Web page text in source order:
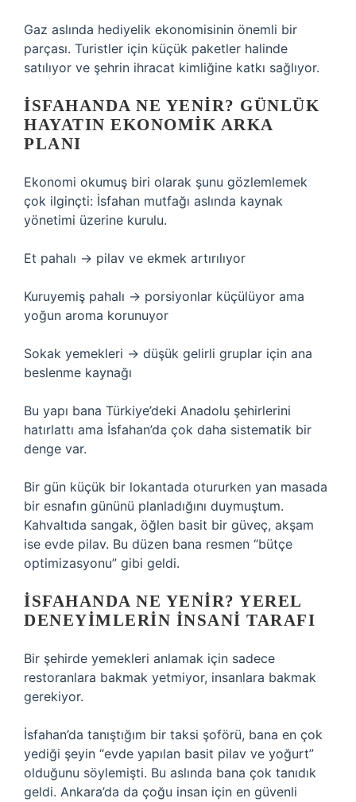
Gaz aslında hediyelik ekonomisinin önemli bir
parçası. Turistler için küçük paketler halinde
satılıyor ve şehrin ihracat kimliğine katkı sağlıyor.
İSFAHANDA NE YENIR? GÜNLÜK
HAYATIN EKONOMIK ARKA
PLANI
Ekonomi okumuş biri olarak şunu gözlemlemek
çok ilginçti: İsfahan mutfağı aslında kaynak
yönetimi üzerine kurulu.
Et pahalı → pilav ve ekmek artırılıyor
Kuruyemiş pahalı → porsiyonlar küçülüyor ama
yoğun aroma korunuyor
Sokak yemekleri → düşük gelirli gruplar için ana
beslenme kaynağı
Bu yapı bana Türkiye’deki Anadolu şehirlerini
hatırlattı ama İsfahan’da çok daha sistematik bir
denge var.
Bir gün küçük bir lokantada otururken yan masada
bir esnafın gününü planladığını duymuştum.
Kahvaltıda sangak, öğlen basit bir güveç, akşam
ise evde pilav. Bu düzen bana resmen “bütçe
optimizasyonu” gibi geldi.
İSFAHANDA NE YENIR? YEREL
DENEYIMLERIN INSANI TARAFI
Bir şehirde yemekleri anlamak için sadece
restoranlara bakmak yetmiyor, insanlara bakmak
gerekiyor.
İsfahan’da tanıştığım bir taksi şoförü, bana en çok
yediği şeyin “evde yapılan basit pilav ve yoğurt”
olduğunu söylemişti. Bu aslında bana çok tanıdık
geldi. Ankara’da da çoğu insan için en güvenli